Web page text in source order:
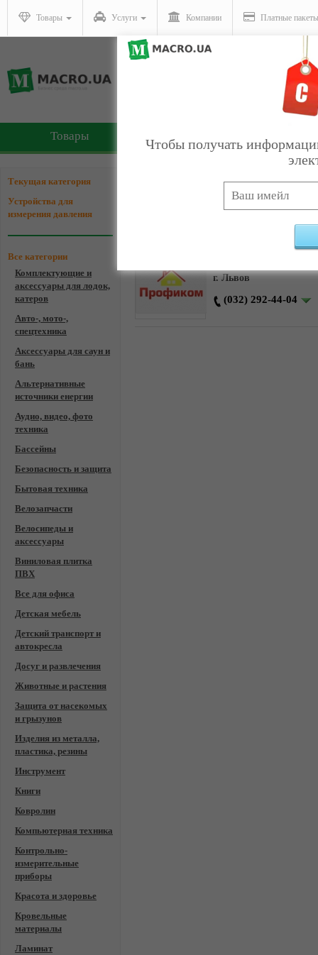
Товары Услуги Компании Платные пакеты
Товары
Текущая категория
Устройства для
измерения давления
Все категории
Комплектующие и
аксессуары для лодок,
катеров
Авто-, мото-,
спецтехника
Аксессуары для саун и
бань
Альтернативные
источники енергии
Аудио, видео, фото
техника
Бассейны
Безопасность и защита
Бытовая техника
Велозапчасти
Велосипеды и
аксессуары
Виниловая плитка
ПВХ
Все для офиса
Детская мебель
Детский транспорт и
автокресла
Досуг и развлечения
Животные и растения
Защита от насекомых
и грызунов
Изделия из металла,
пластика, резины
Инструмент
Книги
Ковролин
Компьютерная техника
Контрольно-
измерительные
приборы
Красота и здоровье
Кровельные
материалы
Ламинат
Компании - Устройства
г. Львов
(032) 292-44-04
Чтобы получать